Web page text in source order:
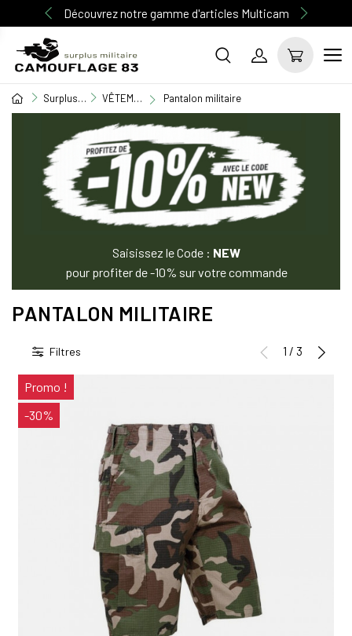
Découvrez notre gamme d'articles Multicam
Surplus Militaire VÊTEMENT MILITAIRE Pantalon militaire
Saisissez le Code : NEW
pour profiter de -10% sur votre commande
PANTALON MILITAIRE
Filtres 1 / 3
Promo !
-30%